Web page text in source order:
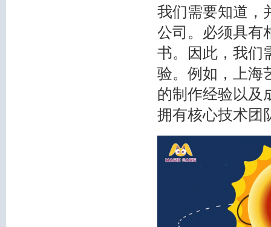
我们需要知道，
公司。必须具有
书。因此，我们
验。例如，上海
的制作经验以及
拥有核心技术团